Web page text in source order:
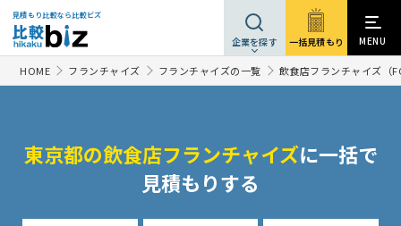
見積もり比較なら比較ビズ
企業を探す 一括見積もり MENU
HOME フランチャイズ フランチャイズの一覧 飲食店フランチャイズ（
東京都の飲食店フランチャイズに一括で
見積もりする